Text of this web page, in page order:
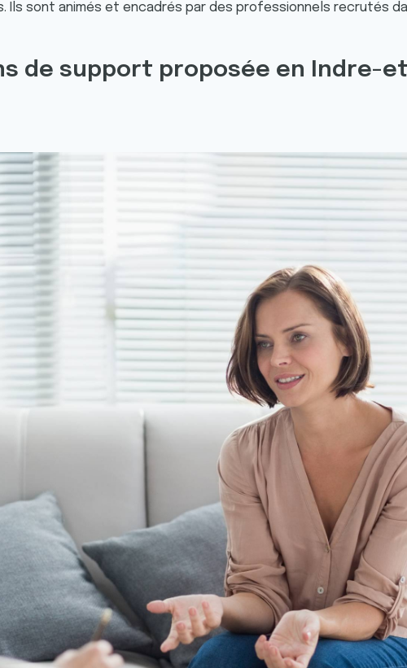
Ils sont animés et encadrés par des professionnels recrutés
de support proposée en Indre-